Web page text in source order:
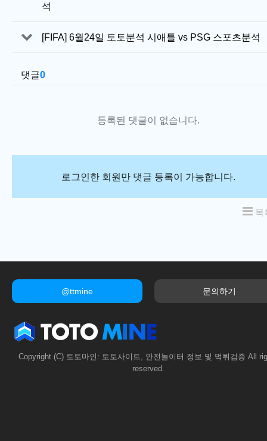
석
[FIFA] 6월24일 토토분석 시애틀 vs PSG 스포츠분석
댓글0
등록된 댓글이 없습니다.
로그인한 회원만 댓글 등록이 가능합니다.
목
@ttmine 문의하기
Copyright (C) 토토마인: 토토사이트, 안전놀이터 정보 및 먹튀검증 All
reserved.